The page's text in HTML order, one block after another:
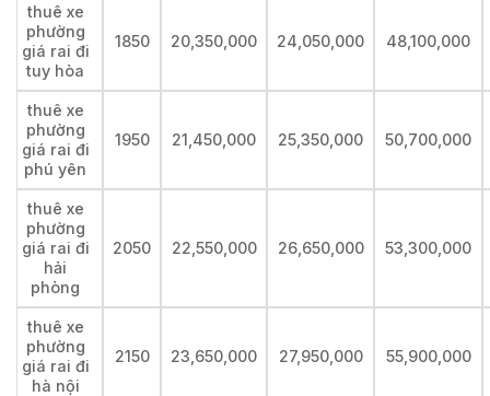
thuê xe
phường
giá rai đi
tuy hòa
1850 20,350,000 24,050,000 48,100,000
thuê xe
phường
giá rai đi
phú yên
1950 21,450,000 25,350,000 50,700,000
thuê xe
phường
giá rai đi
hải
phòng
2050 22,550,000 26,650,000 53,300,000
thuê xe
phường
giá rai đi
hà nội
2150 23,650,000 27,950,000 55,900,000